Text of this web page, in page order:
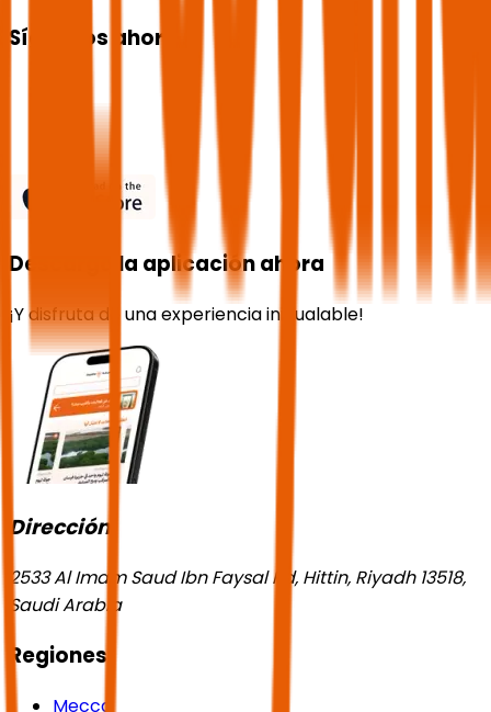
Síguenos ahora
Descarga la aplicación ahora
¡Y disfruta de una experiencia inigualable!
Dirección
2533 Al Imam Saud Ibn Faysal Rd, Hittin, Riyadh 13518,
Saudi Arabia
Regiones
Mecca